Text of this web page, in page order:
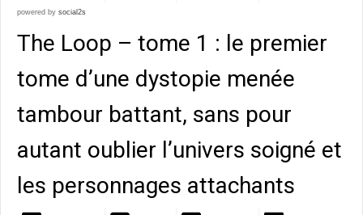
powered by social2s
The Loop – tome 1 : le premier
tome d’une dystopie menée
tambour battant, sans pour
autant oublier l’univers soigné et
les personnages attachants